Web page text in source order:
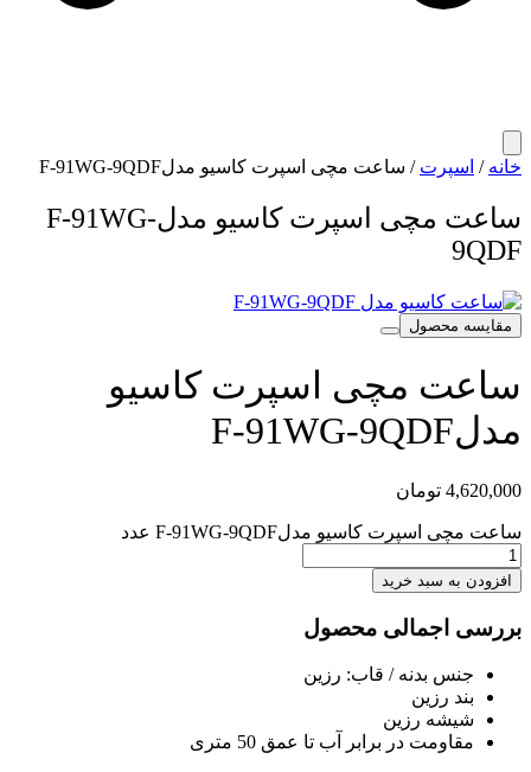
خانه / اسپرت / ساعت مچی اسپرت کاسیو مدلF-91WG-9QDF
ساعت مچی اسپرت کاسیو مدلF-91WG-
9QDF
مقایسه محصول
ساعت مچی اسپرت کاسیو
مدلF-91WG-9QDF
4,620,000 تومان
ساعت مچی اسپرت کاسیو مدلF-91WG-9QDF عدد
افزودن به سبد خرید
بررسی اجمالی محصول
جنس بدنه / قاب: رزین
بند رزین
شیشه رزین
مقاومت در برابر آب تا عمق 50 متری